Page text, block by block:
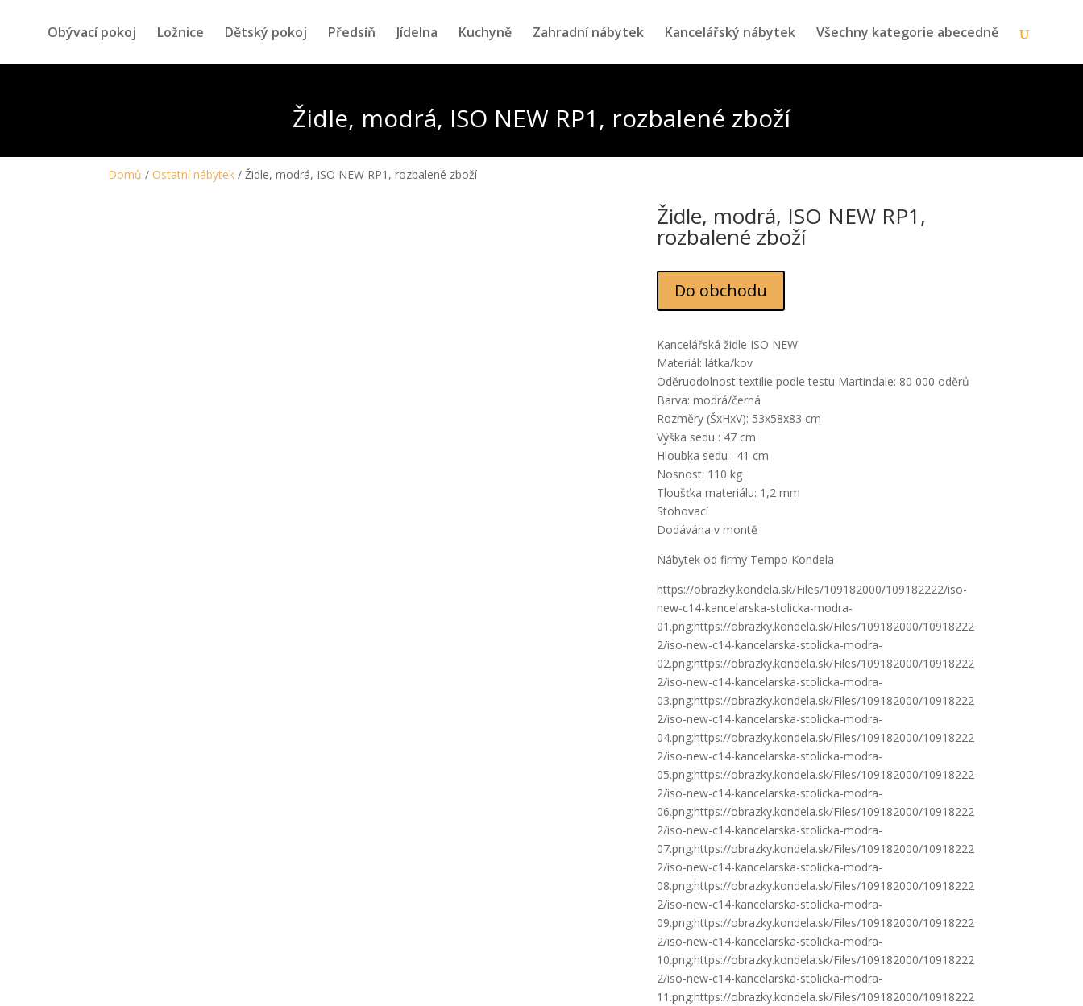
Obývací pokoj Ložnice Dětský pokoj Předsíň Jídelna Kuchyně Zahradní nábytek Kancelářský nábytek Všechny kategorie abecedně
Židle, modrá, ISO NEW RP1, rozbalené zboží
Domů /Ostatní nábytek / Židle, modrá, ISO NEW RP1, rozbalené zboží
Židle, modrá, ISO NEW RP1,
rozbalené zboží
Do obchodu
Kancelářská židle ISO NEW
Materiál: látka/kov
Oděruodolnost textilie podle testu Martindale: 80 000 oděrů
Barva: modrá/černá
Rozměry (ŠxHxV): 53x58x83 cm
Výška sedu : 47 cm
Hloubka sedu : 41 cm
Nosnost: 110 kg
Tloušťka materiálu: 1,2 mm
Stohovací
Dodávána v montě
Nábytek od firmy Tempo Kondela
https://obrazky.kondela.sk/Files/109182000/109182222/iso-
new-c14-kancelarska-stolicka-modra-
01.png;https://obrazky.kondela.sk/Files/109182000/10918222
2/iso-new-c14-kancelarska-stolicka-modra-
02.png;https://obrazky.kondela.sk/Files/109182000/10918222
2/iso-new-c14-kancelarska-stolicka-modra-
03.png;https://obrazky.kondela.sk/Files/109182000/10918222
2/iso-new-c14-kancelarska-stolicka-modra-
04.png;https://obrazky.kondela.sk/Files/109182000/10918222
2/iso-new-c14-kancelarska-stolicka-modra-
05.png;https://obrazky.kondela.sk/Files/109182000/10918222
2/iso-new-c14-kancelarska-stolicka-modra-
06.png;https://obrazky.kondela.sk/Files/109182000/10918222
2/iso-new-c14-kancelarska-stolicka-modra-
07.png;https://obrazky.kondela.sk/Files/109182000/10918222
2/iso-new-c14-kancelarska-stolicka-modra-
08.png;https://obrazky.kondela.sk/Files/109182000/10918222
2/iso-new-c14-kancelarska-stolicka-modra-
09.png;https://obrazky.kondela.sk/Files/109182000/10918222
2/iso-new-c14-kancelarska-stolicka-modra-
10.png;https://obrazky.kondela.sk/Files/109182000/10918222
2/iso-new-c14-kancelarska-stolicka-modra-
11.png;https://obrazky.kondela.sk/Files/109182000/10918222